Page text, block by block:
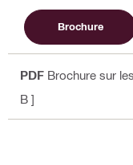
Brochure
PDF Brochure sur
B ]